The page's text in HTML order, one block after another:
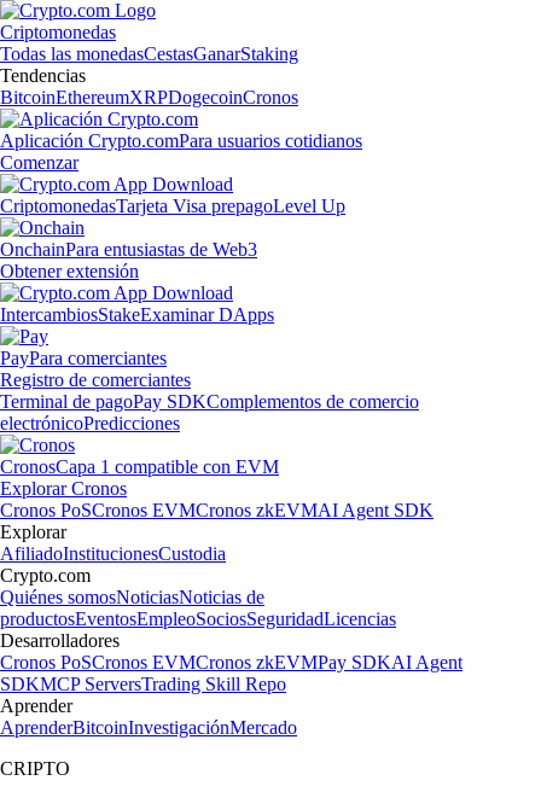
Criptomonedas
Todas las monedasCestasGanarStaking
Tendencias
BitcoinEthereumXRPDogecoinCronos
Aplicación Crypto.comPara usuarios cotidianos
Comenzar
CriptomonedasTarjeta Visa prepagoLevel Up
OnchainPara entusiastas de Web3
Obtener extensión
IntercambiosStakeExaminar DApps
PayPara comerciantes
Registro de comerciantes
Terminal de pagoPay SDKComplementos de comercio
electrónicoPredicciones
CronosCapa 1 compatible con EVM
Explorar Cronos
Cronos PoSCronos EVMCronos zkEVMAI Agent SDK
Explorar
AfiliadoInstitucionesCustodia
Crypto.com
Quiénes somosNoticiasNoticias de
productosEventosEmpleoSociosSeguridadLicencias
Desarrolladores
Cronos PoSCronos EVMCronos zkEVMPay SDKAI Agent
SDKMCP ServersTrading Skill Repo
Aprender
AprenderBitcoinInvestigaciónMercado
CRIPTO